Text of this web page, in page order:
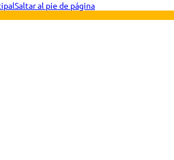
Saltar al pie de página